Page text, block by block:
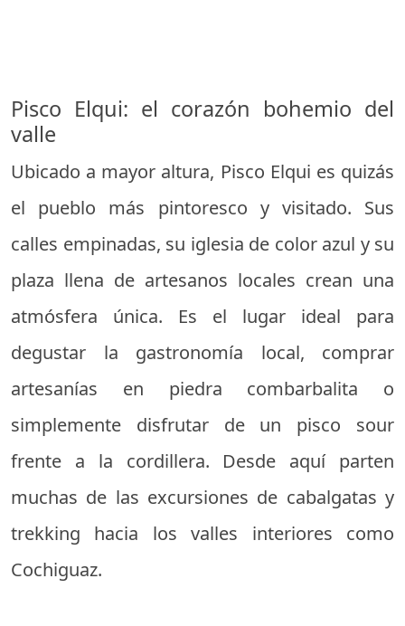
Pisco Elqui: el corazón bohemio del
valle
Ubicado a mayor altura, Pisco Elqui es quizás
el pueblo más pintoresco y visitado. Sus
calles empinadas, su iglesia de color azul y su
plaza llena de artesanos locales crean una
atmósfera única. Es el lugar ideal para
degustar la gastronomía local, comprar
artesanías en piedra combarbalita o
simplemente disfrutar de un pisco sour
frente a la cordillera. Desde aquí parten
muchas de las excursiones de cabalgatas y
trekking hacia los valles interiores como
Cochiguaz.